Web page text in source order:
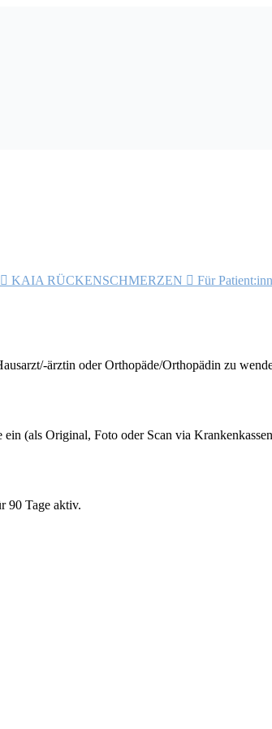
 KAIA RÜCKENSCHMERZEN  Für
ärztin oder Orthopäde/Orthopädin zu
ein (als Original, Foto oder Scan via
90 Tage aktiv.